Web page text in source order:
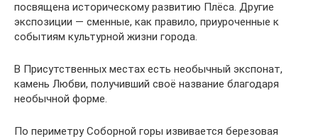
посвящена историческому развитию Плёса. Другие
экспозиции — сменные, как правило, приуроченные к
событиям культурной жизни города.
В Присутственных местах есть необычный экспонат,
камень Любви, получивший своё название благодаря
необычной форме.
По периметру Соборной горы извивается березовая